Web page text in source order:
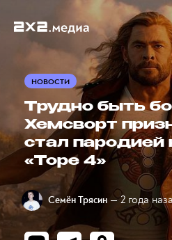
НОВОСТИ
Трудно быть
Хемсворт
стал пародией
«Торе 4»
Семён Трясин — 2 года